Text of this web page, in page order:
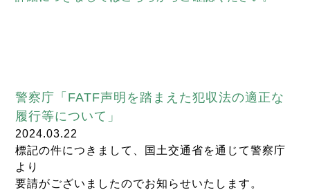
警察庁「FATF声明を踏まえた犯収法の適正な
履行等について」
2024.03.22
標記の件につきまして、国土交通省を通じて警察庁
より
要請がございましたのでお知らせいたします。